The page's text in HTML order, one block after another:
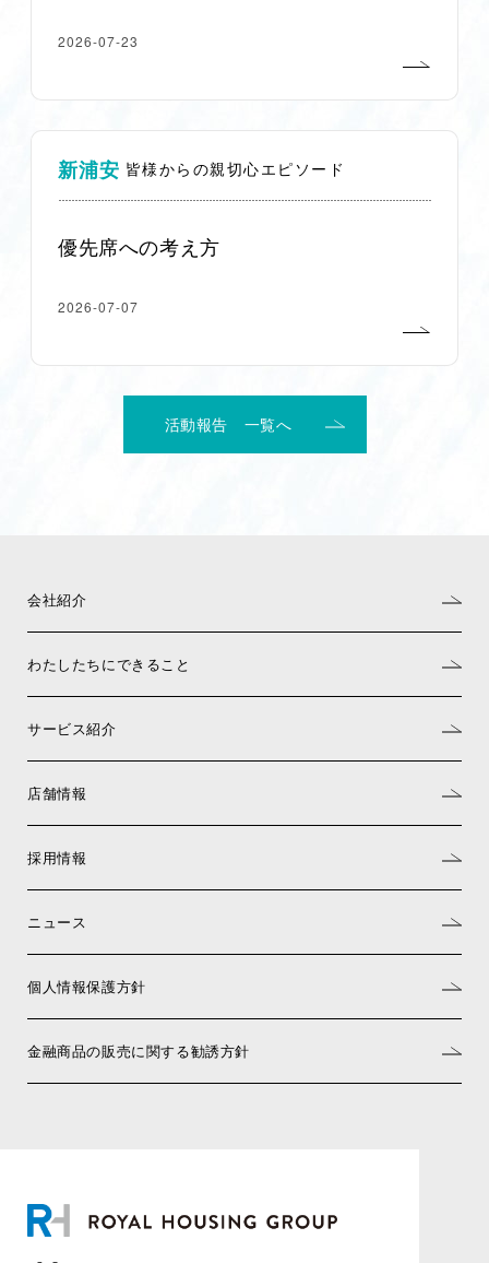
2026-07-23
新浦安 皆様からの親切心エピソード
優先席への考え方
2026-07-07
活動報告 一覧へ
会社紹介
わたしたちにできること
サービス紹介
店舗情報
採用情報
ニュース
個人情報保護方針
金融商品の販売に関する勧誘方針